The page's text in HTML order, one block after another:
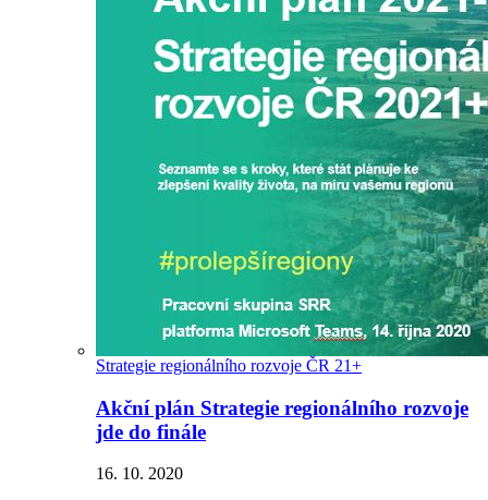
Strategie regionálního rozvoje ČR 21+
Akční plán Strategie regionálního rozvoje
jde do finále
16. 10. 2020